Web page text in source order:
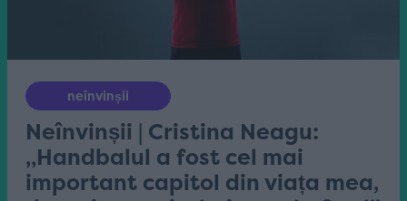
neînvinșii
Neînvinșii | Cristina Neagu:
„Handbalul a fost cel mai
important capitol din viața mea,